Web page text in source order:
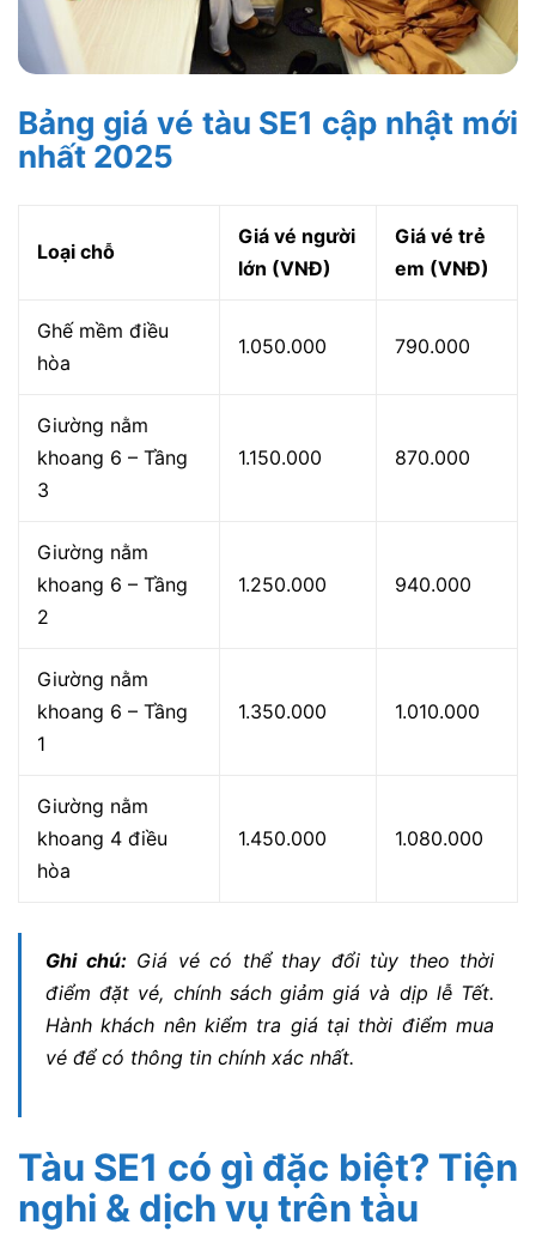
Bảng giá vé tàu SE1 cập nhật mới
nhất 2025
Loại chỗ
Giá vé người
lớn (VNĐ)
Giá vé trẻ
em (VNĐ)
Ghế mềm điều
hòa
1.050.000 790.000
Giường nằm
khoang 6 – Tầng
3
1.150.000 870.000
Giường nằm
khoang 6 – Tầng
2
1.250.000 940.000
Giường nằm
khoang 6 – Tầng
1
1.350.000 1.010.000
Giường nằm
khoang 4 điều
hòa
1.450.000 1.080.000
Ghi chú:Giá vé có thể thay đổi tùy theo thời
điểm đặt vé, chính sách giảm giá và dịp lễ Tết.
Hành khách nên kiểm tra giá tại thời điểm mua
vé để có thông tin chính xác nhất.
Tàu SE1 có gì đặc biệt? Tiện
nghi & dịch vụ trên tàu